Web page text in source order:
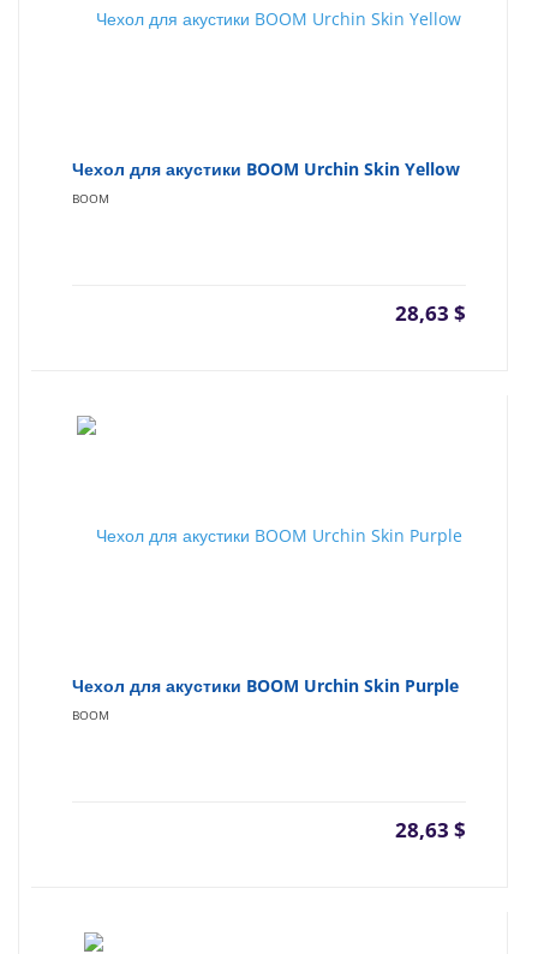
Чехол для акустики BOOM Urchin Skin Yellow
BOOM
28,63 $
Чехол для акустики BOOM Urchin Skin Purple
BOOM
28,63 $